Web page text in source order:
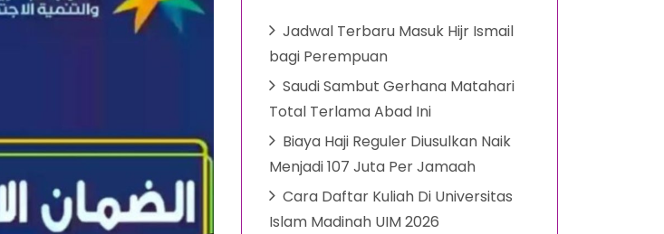
Jadwal Terbaru Masuk Hijr Ismail
bagi Perempuan
Saudi Sambut Gerhana Matahari
Total Terlama Abad Ini
Biaya Haji Reguler Diusulkan Naik
Menjadi 107 Juta Per Jamaah
Cara Daftar Kuliah Di Universitas
Islam Madinah UIM 2026